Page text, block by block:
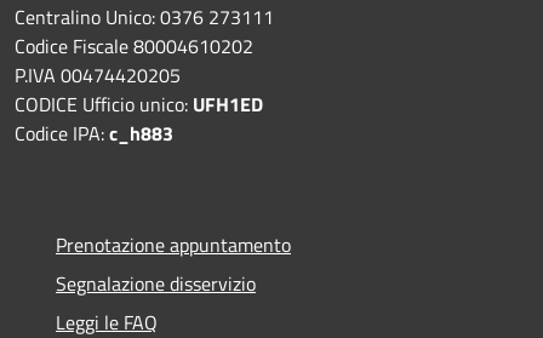
Centralino Unico: 0376 273111
Codice Fiscale 80004610202
P.IVA 00474420205
CODICE Ufficio unico: UFH1ED
Codice IPA:c_h883
Prenotazione appuntamento
Segnalazione disservizio
Leggi le FAQ